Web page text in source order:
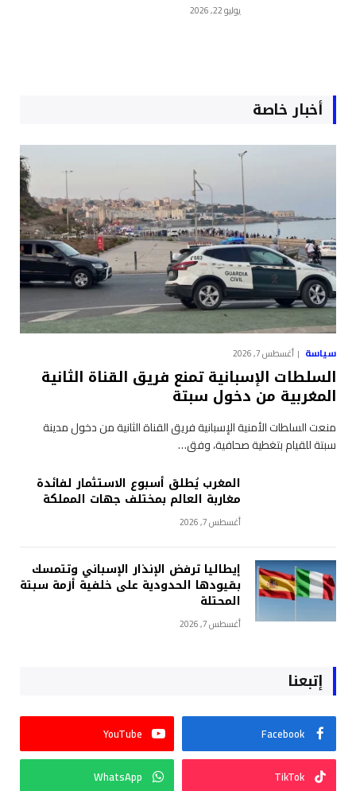
يوليو 22, 2026
أخبار خاصة
سياسة أغسطس 7, 2026
السلطات الإسبانية تمنع فريق القناة الثانية
المغربية من دخول سبتة
منعت السلطات الأمنية الإسبانية فريق القناة الثانية من دخول مدينة
سبتة للقيام بتغطية صحافية، وفق…
المغرب يُطلق أسبوع الاستثمار لفائدة
مغاربة العالم بمختلف جهات المملكة
أغسطس 7, 2026
إيطاليا ترفض الإنذار الإسباني وتتمسك
بقيودها الحدودية على خلفية أزمة سبتة
المحتلة
أغسطس 7, 2026
إتبعنا
Facebook
YouTube
TikTok
WhatsApp